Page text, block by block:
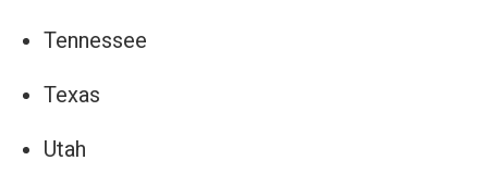
Tennessee
Texas
Utah